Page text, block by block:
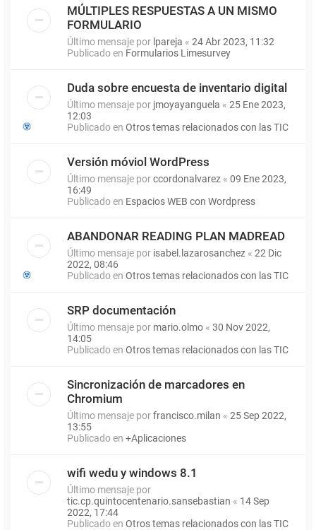
MÚLTIPLES RESPUESTAS A UN MISMO
FORMULARIO
Último mensaje por lpareja « 24 Abr 2023, 11:32
Publicado en Formularios Limesurvey
Duda sobre encuesta de inventario digital
Último mensaje por jmoyayanguela « 25 Ene 2023,
12:03
Publicado en Otros temas relacionados con las TIC
Versión móviol WordPress
Último mensaje porccordonalvarez « 09 Ene 2023,
16:49
Publicado en Espacios WEB con Wordpress
ABANDONAR READING PLAN MADREAD
Último mensaje por isabel.lazarosanchez « 22 Dic
2022, 08:46
Publicado en Otros temas relacionados con las TIC
SRP documentación
Último mensaje por mario.olmo « 30 Nov 2022,
14:05
Publicado en Otros temas relacionados con las TIC
Sincronización de marcadores en
Chromium
Último mensaje porfrancisco.milan « 25 Sep 2022,
13:55
Publicado en +Aplicaciones
wifi wedu y windows 8.1
Último mensaje por
tic.cp.quintocentenario.sansebastian « 14 Sep
2022, 17:44
Publicado en Otros temas relacionados con las TIC